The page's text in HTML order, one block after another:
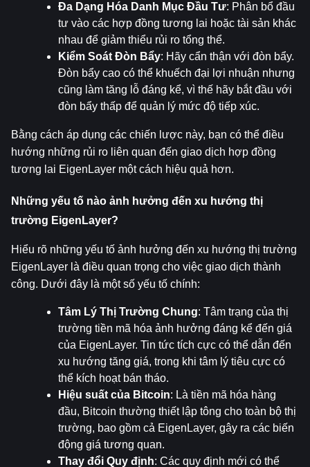
Đa Dạng Hóa Danh Mục Đầu Tư: Phân bổ đầu
tư vào các hợp đồng tương lai hoặc tài sản khác
nhau để giảm thiểu rủi ro tổng thể.
Kiểm Soát Đòn Bẩy: Hãy cẩn thận với đòn bẩy.
Đòn bẩy cao có thể khuếch đại lợi nhuận nhưng
cũng làm tăng lỗ đáng kể, vì thế hãy bắt đầu với
đòn bẩy thấp để quản lý mức độ tiếp xúc.
Bằng cách áp dụng các chiến lược này, bạn có thể điều
hướng những rủi ro liên quan đến giao dịch hợp đồng
tương lai EigenLayer một cách hiệu quả hơn.
Những yếu tố nào ảnh hưởng đến xu hướng thị
trường EigenLayer?
Hiểu rõ những yếu tố ảnh hưởng đến xu hướng thị trường
EigenLayer là điều quan trọng cho việc giao dịch thành
công. Dưới đây là một số yếu tố chính:
Tâm Lý Thị Trường Chung: Tâm trạng của thị
trường tiền mã hóa ảnh hưởng đáng kể đến giá
của EigenLayer. Tin tức tích cực có thể dẫn đến
xu hướng tăng giá, trong khi tâm lý tiêu cực có
thể kích hoạt bán tháo.
Hiệu suất của Bitcoin: Là tiền mã hóa hàng
đầu, Bitcoin thường thiết lập tông cho toàn bộ thị
trường, bao gồm cả EigenLayer, gây ra các biến
động giá tương quan.
Thay đổi Quy định: Các quy định mới có thể